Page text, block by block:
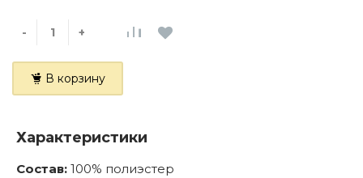
- +
В корзину
Характеристики
Состав: 100% полиэстер